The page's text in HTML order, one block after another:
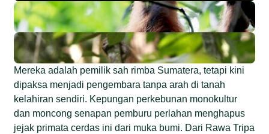
Mereka adalah pemilik sah rimba Sumatera, tetapi kini
dipaksa menjadi pengembara tanpa arah di tanah
kelahiran sendiri. Kepungan perkebunan monokultur
dan moncong senapan pemburu perlahan menghapus
jejak primata cerdas ini dari muka bumi. Dari Rawa Tripa